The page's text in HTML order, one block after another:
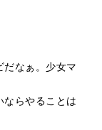
だなぁ。少女マ
らやることは